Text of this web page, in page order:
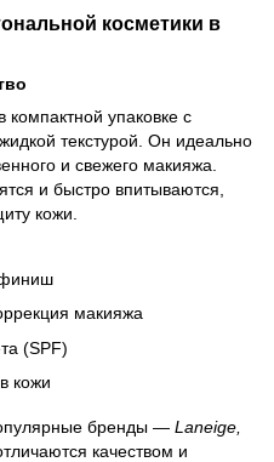
косметики в
упаковке с
текстурой. Он идеально
и свежего макияжа.
и быстро впитываются,
кожи.
финиш
макияжа
(SPF)
кожи
бренды — Laneige,
качеством и